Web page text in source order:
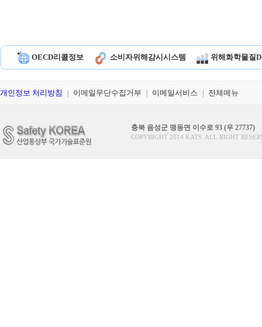
OECD리콜정보 소비자위해감시시스템 위해화학물질
개인정보 처리방침 이메일무단수집거부 이메일서비스 전체메뉴
충북 음성군 맹동면 이수로 93 (우 27737)
COPYRIGHT 2014 KATS. ALL RIGHT